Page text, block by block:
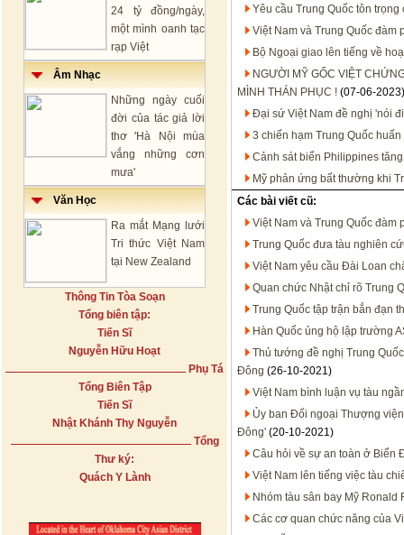
24 tỷ đồng/ngày,
một mình oanh tạc
rạp Việt
Âm Nhạc
Những ngày cuối
đời của tác giả lời
thơ 'Hà Nội mùa
vắng những cơn
mưa'
Văn Học
Ra mắt Mạng lưới
Tri thức Việt Nam
tại New Zealand
Thông Tin Tòa Soạn
Tổng biên tập:
Tiến Sĩ
Nguyễn Hữu Hoạt
Phụ Tá
Tổng Biên Tập
Tiến Sĩ
Nhật Khánh Thy Nguyễn
Tổng
Thư ký:
Quách Y Lành
Yêu cầu Trung Quốc tôn
Việt Nam và Trung Quốc đàm
Bộ Ngoại giao lên tiếng về
NGƯỜI MỸ GỐC VIỆT
MÌNH THÁN PHỤC ! (07-06-2023)
Đại sứ Việt Nam đề nghị 'nói
3 chiến hạm Trung Quốc
Cảnh sát biển Philippines
Mỹ phản ứng bất thường khi
Các bài viết cũ:
Việt Nam và Trung Quốc đàm
Trung Quốc đưa tàu nghiên
Việt Nam yêu cầu Đài Loan
Quan chức Nhật chỉ rõ Trung
Trung Quốc tập trận bắn đạn
Hàn Quốc ủng hộ lập trường
Thủ tướng đề nghị Trung
Đông (26-10-2021)
Việt Nam bình luận vụ tàu
Ủy ban Đối ngoại Thượng
Đông' (20-10-2021)
Câu hỏi về sự an toàn ở Biển
Việt Nam lên tiếng việc tàu
Nhóm tàu sân bay Mỹ
Các cơ quan chức năng của